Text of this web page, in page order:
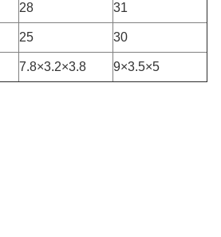
28 31
25 30
7.8×3.2×3.8 9×3.5×5